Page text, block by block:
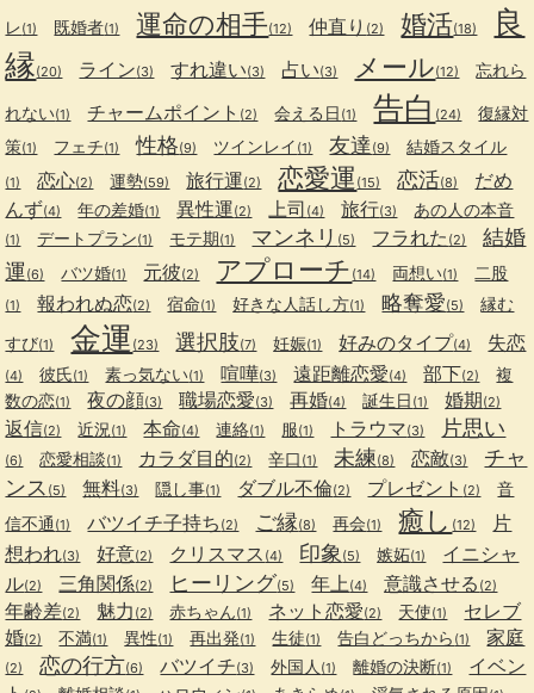
レ(1) 既婚者(1) 運命の相手(12) 仲直り (2) 婚活(18)
良
縁(20) ライン(3) すれ違い(3) 占い(3) メール(12) 忘れら
れない(1) チャームポイント (2) 会える日 (1) 告白 (24)
復縁対
策(1) フェチ(1) 性格(9) ツインレイ (1) 友達 (9) 結婚スタイル
(1) 恋心(2) 運勢(59) 旅行運(2) 恋愛運 (15) 恋活(8)
だめ
んず(4) 年の差婚(1) 異性運(2) 上司 (4) 旅行(3) あの人の本音
(1) デートプラン(1) モテ期(1) マンネリ (5) フラれた (2)
結婚
運(6) バツ婚(1) 元彼(2) アプローチ (14) 両想い(1) 二股
(1) 報われぬ恋(2) 宿命(1) 好きな人話し方(1) 略奪愛(5)
縁む
すび(1) 金運 (23) 選択肢(7) 妊娠(1) 好みのタイプ(4) 失恋
(4) 彼氏(1) 素っ気ない(1) 喧嘩(3) 遠距離恋愛(4) 部下(2)
複
数の恋(1) 夜の顔(3) 職場恋愛(3) 再婚(4) 誕生日 (1) 婚期(2)
返信(2) 近況 (1) 本命(4) 連絡(1) 服(1) トラウマ(3) 片思い
(6) 恋愛相談(1) カラダ目的(2) 辛口 (1) 未練(8) 恋敵(3)
チャ
ンス (5) 無料(3) 隠し事(1) ダブル不倫(2) プレゼント (2)
音
信不通 (1) バツイチ子持ち (2) ご縁(8) 再会(1) 癒し (12)
片
想われ(3) 好意(2) クリスマス (4) 印象 (5) 嫉妬(1)
イニシャ
ル(2) 三角関係(2) ヒーリング(5) 年上 (4) 意識させる (2)
年齢差(2) 魅力 (2) 赤ちゃん(1) ネット恋愛(2) 天使(1)
セレブ
婚(2) 不満(1) 異性(1) 再出発(1) 生徒(1) 告白どっちから (1) 家庭
(2) 恋の行方(6) バツイチ(3) 外国人 (1) 離婚の決断(1)
イベン